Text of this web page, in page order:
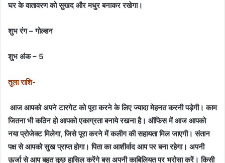
घर के वातावरण को सुखद और मधुर बनाकर रखेगा।
शुभ रंग – गोल्डन
शुभ अंक – 5
तुला राशि-
आज आपको अपने टारगेट को पूरा करने के लिए ज्यादा मेहनत करनी पड़ेगी। काम
जितना भी कठिन हो आपको एकाग्रता बनाये रखना है। ऑफिस में आज आपको
नया प्रोजेक्ट मिलेगा, जिसे पूरा करने में कलीग की सहायता मिल जाएगी। संतान
पक्ष से आपको सुख प्राप्त होगा। पिता का आशीर्वाद आप पर बना रहेगा। अपनी
ऊर्जा से आप बहुत कुछ हासिल करेंगे बस अपनी काबिलियत पर भरोसा करें। किसी